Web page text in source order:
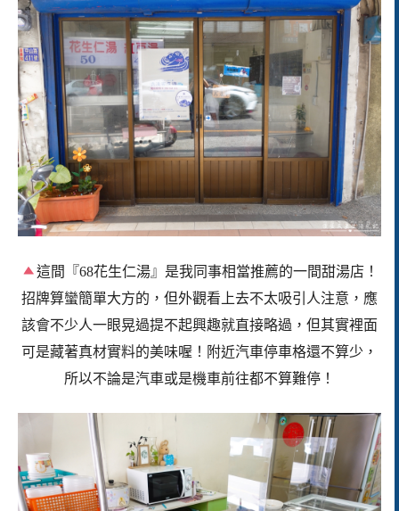
這間『68花生仁湯』是我同事相當推薦的一間甜湯店！
招牌算蠻簡單大方的，但外觀看上去不太吸引人注意，應
該會不少人一眼晃過提不起興趣就直接略過，但其實裡面
可是藏著真材實料的美味喔！附近汽車停車格還不算少，
所以不論是汽車或是機車前往都不算難停！